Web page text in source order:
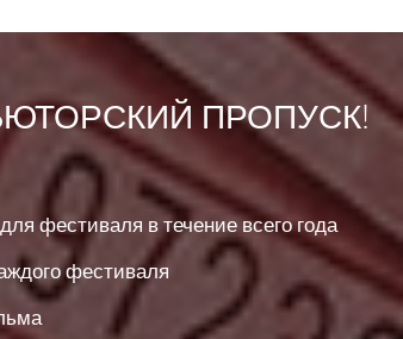
ПРОПУСК!
фестиваля в течение всего года
фестиваля